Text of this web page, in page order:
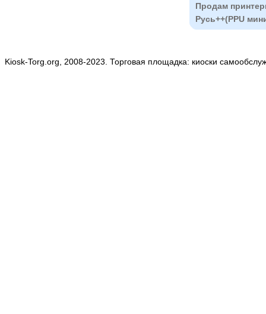
Продам
Русь++(PPU
Kiosk-Torg.org, 2008-2023. Торговая площадка: киоски